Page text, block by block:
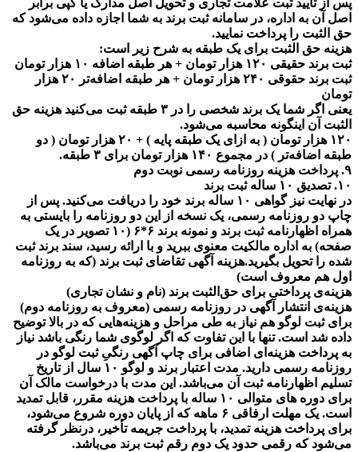
پس از تایید ثبت علامت تجاری و تحویل اصل مدارک یا کپی برابر
اصل آن به اداره، در سامانه ثبت برند به شما اجازه داده می‌شود که
حق الثبت را پرداخت نمایید.
هزینه حق الثبت برای یک طبقه به شرح زیر است:
ثبت برند حقیقی ۱۲۰ هزار تومان + هر طبقه اضافه ۱۰ هزار تومان
ثبت برند حقوقی ۲۴۰ هزار تومان + هر طبقه اضافه‌تر ۲۰ هزار
تومان
یعنی اگر شما یک برند شخصی را در ۳ طبقه ثبت می‌کنید هزینه حق
الثبت آن اینگونه محاسبه می‌شود.
۱۲۰ هزار تومان ( به ازای یک طبقه پایه ) + ۲۰ هزار تومان ( دو
طبقه اضافه‌تر ) در مجموع ۱۴۰ هزار تومان برای ۳ طبقه.
۹. پرداخت هزینه روزنامه رسمی نوبت دوم
۱۰. تصدیق ۱۰ ساله ثبت برند
در نهایت نیز گواهی ۱۰ ساله برند خود را دریافت می‌کنید. پس از
چاپ دو روزنامه رسمی، یک نسخه از این دو روزنامه را بایستی به
همراه اظهارنامه ثبت برند و نمونه برند ۶*۶ (۱۰ تصویر در یک
صفحه) به اداره مالکیت معنوی ببرید و با ارائه رسید، سند برند ثبت
شده را تحویل بگیرید.هزینه آگهی تقاضای ثبت برند (که به روزنامه
اول هم معروف است)
هزینه‌ی پرداختی برای حق‌الثبت برند (نام و نشان تجاری)
هزینه‌ی انتشار آگهی در روزنامه رسمی (معروف به روزنامه دوم)
برای ثبت لوگو هم نیاز به طی مراحل و هزینه‌هایی که در بالا توضیح
داده شد است. تنها با این تفاوت که اگر لوگوی شما رنگی باشد نیاز
به پرداخت هزینه‌ای اضافی برای چاپ آگهی رنگیِ ثبت لوگو در
روزنامه رسمی دارید. مدت اعتبار برند و لوگو ۱۰ سال از تاریخ
تسلیم اظهارنامه ثبت آن می‌باشد. این مدت با درخواست مالک آن
برای دوره‌ های متوالی ۱۰ ساله با پرداخت هزینه مقرر، قابل تمدید
است‌. یک مهلت ارفاقی ۶ ماهه که از پایان دوره شروع می‌شود،
برای پرداخت هزینه تمدید، با پرداخت جریمه تأخیر، درنظر گرفته
می‌شود که رقمی حدود یک دوم رقم ثبت برند می‌باشد.